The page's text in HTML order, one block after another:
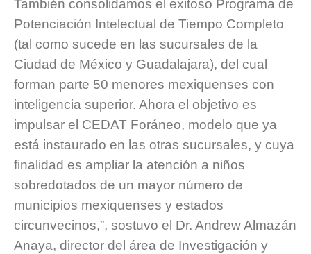
También consolidamos el exitoso Programa de
Potenciación Intelectual de Tiempo Completo
(tal como sucede en las sucursales de la
Ciudad de México y Guadalajara), del cual
forman parte 50 menores mexiquenses con
inteligencia superior. Ahora el objetivo es
impulsar el CEDAT Foráneo, modelo que ya
está instaurado en las otras sucursales, y cuya
finalidad es ampliar la atención a niños
sobredotados de un mayor número de
municipios mexiquenses y estados
circunvecinos,”, sostuvo el Dr. Andrew Almazán
Anaya, director del área de Investigación y